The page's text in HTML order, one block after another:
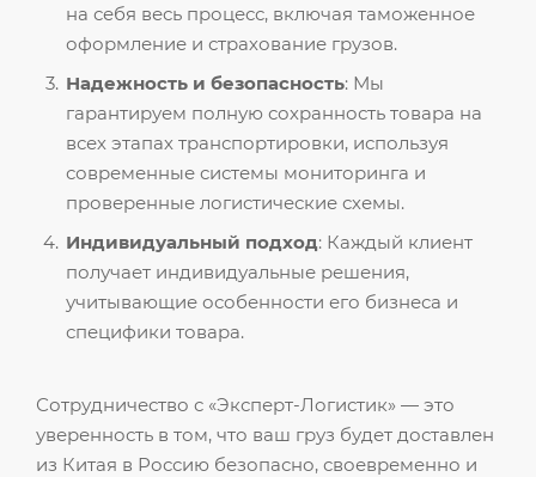
на себя весь процесс, включая таможенное
оформление и страхование грузов.
Надежность и безопасность: Мы
гарантируем полную сохранность товара на
всех этапах транспортировки, используя
современные системы мониторинга и
проверенные логистические схемы.
Индивидуальный подход: Каждый клиент
получает индивидуальные решения,
учитывающие особенности его бизнеса и
специфики товара.
Сотрудничество с «Эксперт-Логистик» — это
уверенность в том, что ваш груз будет доставлен
из Китая в Россию безопасно, своевременно и